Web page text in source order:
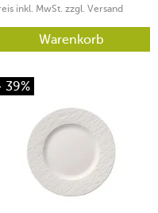
inkl. MwSt. zzgl. Versand
Warenkorb
39%